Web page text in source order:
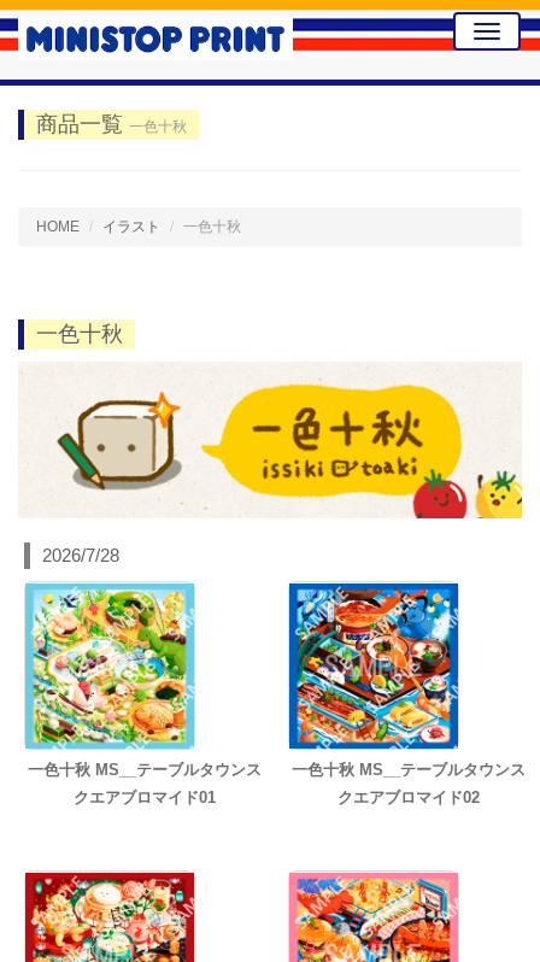
Toggle
商品一覧 一色十秋
HOME イラスト 一色十秋
一色十秋
2026/7/28
一色十秋 MS__テーブルタウンス
クエアブロマイド01
一色十秋 MS__テーブルタウンス
クエアブロマイド02